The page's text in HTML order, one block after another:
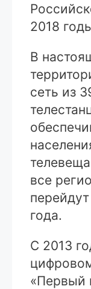
2018
В
сеть из
все
года.
С 2013
«Первый